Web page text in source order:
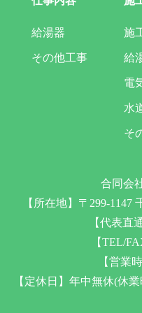
給湯器
その他工事
施
給
電
水
そ
合同会
【所在地】〒299-1147
【代表直
【TEL/
【営業
【定休日】年中無休(休